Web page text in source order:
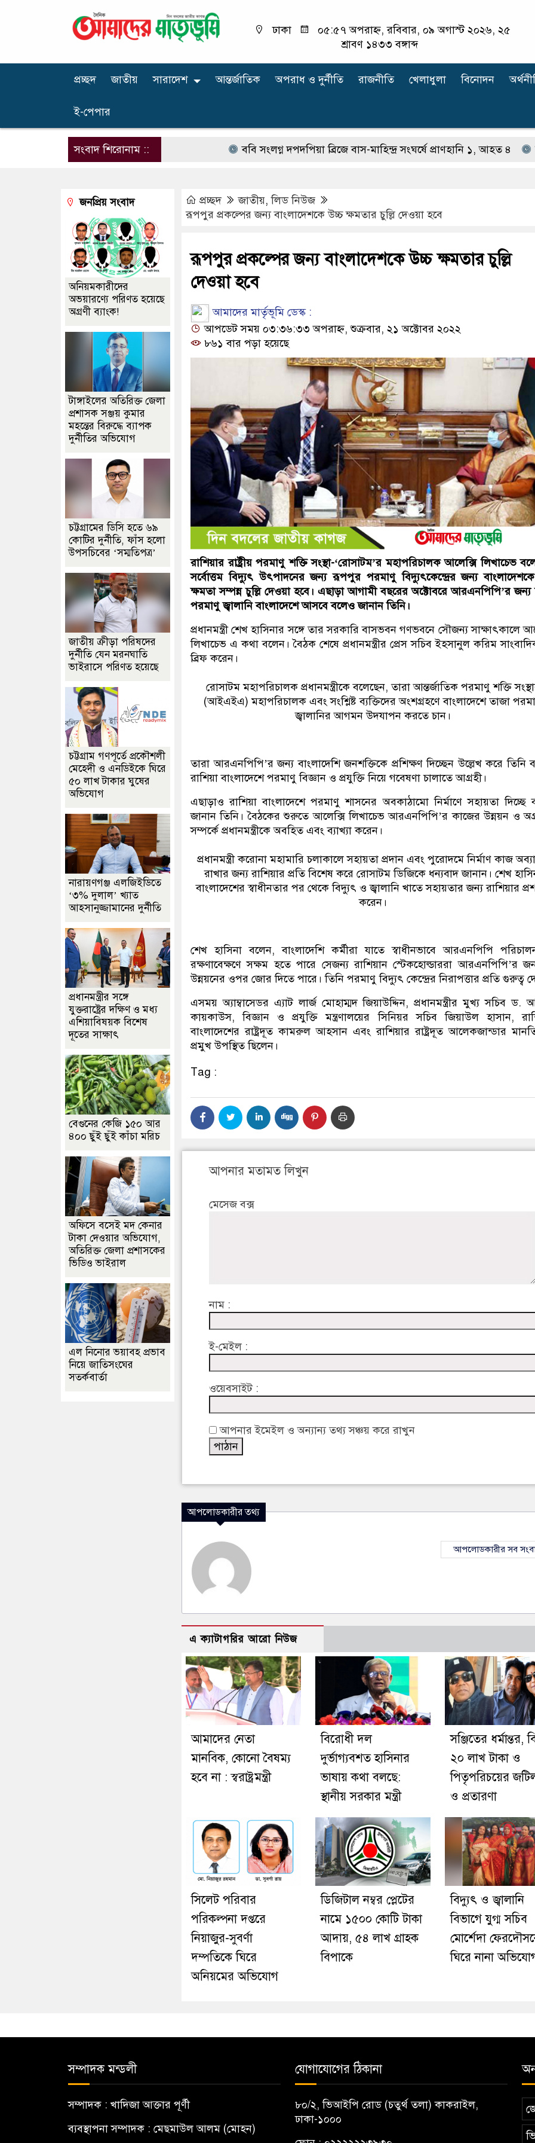
ঢাকা
০৫:৫৭ অপরাহ্ন, রবিবার, ০৯ অগাস্ট ২০২৬, ২৫
শ্রাবণ ১৪৩৩ বঙ্গাব্দ
প্রচ্ছদ জাতীয় সারাদেশ আন্তর্জাতিক অপরাধ ‍ও দুর্নীতি রাজনীতি খেলাধুলা বিনোদন
ই-পেপার
সংবাদ শিরোনাম :: ববি সংলগ্ন দপদপিয়া ব্রিজে বাস-মাহিন্দ্র সংঘর্ষে প্রাণহানি ১, আহত ৪ স্ত্রী
প্রচ্ছদ জাতীয়,লিড নিউজ
রূপপুর প্রকল্পের জন্য বাংলাদেশকে উচ্চ ক্ষমতার চুল্লি দেওয়া হবে
রূপপুর প্রকল্পের জন্য বাংলাদেশকে উচ্চ ক্ষমতার চুল্লি
দেওয়া হবে
আমাদের মার্তৃভূমি ডেস্ক :
আপডেট সময় ০৩:৩৬:৩৩ অপরাহ্ন, শুক্রবার, ২১ অক্টোবর ২০২২
৮৬১ বার পড়া হয়েছে
রাশিয়ার রাষ্ট্রীয় পরমাণু শক্তি সংস্থা-‘রোসাটম’র মহাপরিচালক আলেক্সি লিখাচেভ
সর্বোত্তম বিদ্যুৎ উৎপাদনের জন্য রূপপুর পরমাণু বিদ্যুৎকেন্দ্রের জন্য
ক্ষমতা সম্পন্ন চুল্লি দেওয়া হবে। এছাড়া আগামী বছরের অক্টোবরে আরএনপিপি’র জন্য
পরমাণু জ্বালানি বাংলাদেশে আসবে বলেও জানান তিনি।
প্রধানমন্ত্রী শেখ হাসিনার সঙ্গে তার সরকারি বাসভবন গণভবনে সৌজন্য সাক্ষাৎকালে
লিখাচেভ এ কথা বলেন। বৈঠক শেষে প্রধানমন্ত্রীর প্রেস সচিব ইহসানুল করিম
ব্রিফ করেন।
রোসাটম মহাপরিচালক প্রধানমন্ত্রীকে বলেছেন, তারা আন্তর্জাতিক পরমাণু শক্তি
(আইএইএ) মহাপরিচালক এবং সংশ্লিষ্ট ব্যক্তিদের অংশগ্রহণে বাংলাদেশে তাজা
জ্বালানির আগমন উদযাপন করতে চান।
তারা আরএনপিপি’র জন্য বাংলাদেশি জনশক্তিকে প্রশিক্ষণ দিচ্ছেন উল্লেখ করে তিনি
রাশিয়া বাংলাদেশে পরমাণু বিজ্ঞান ও প্রযুক্তি নিয়ে গবেষণা চালাতে আগ্রহী।
এছাড়াও রাশিয়া বাংলাদেশে পরমাণু শাসনের অবকাঠামো নির্মাণে সহায়তা দিচ্ছে
জানান তিনি। বৈঠকের শুরুতে আলেক্সি লিখাচেভ আরএনপিপি’র কাজের উন্নয়ন ও
সম্পর্কে প্রধানমন্ত্রীকে অবহিত এবং ব্যাখ্যা করেন।
প্রধানমন্ত্রী করোনা মহামারি চলাকালে সহায়তা প্রদান এবং পুরোদমে নির্মাণ কাজ
রাখার জন্য রাশিয়ার প্রতি বিশেষ করে রোসাটম ডিজিকে ধন্যবাদ জানান। শেখ
বাংলাদেশের স্বাধীনতার পর থেকে বিদ্যুৎ ও জ্বালানি খাতে সহায়তার জন্য রাশিয়ার
করেন।
শেখ হাসিনা বলেন, বাংলাদেশি কর্মীরা যাতে স্বাধীনভাবে আরএনপিপি
রক্ষণাবেক্ষণে সক্ষম হতে পারে সেজন্য রাশিয়ান স্টেকহোল্ডাররা আরএনপিপি’র
উন্নয়নের ওপর জোর দিতে পারে। তিনি পরমাণু বিদ্যুৎ কেন্দ্রের নিরাপত্তার প্রতি গুরুত্ব
এসময় অ্যাম্বাসেডর এ্যাট লার্জ মোহাম্মদ জিয়াউদ্দিন, প্রধানমন্ত্রীর মুখ্য সচিব ড.
কায়কাউস, বিজ্ঞান ও প্রযুক্তি মন্ত্রণালয়ের সিনিয়র সচিব জিয়াউল হাসান,
বাংলাদেশের রাষ্ট্রদূত কামরুল আহসান এবং রাশিয়ার রাষ্ট্রদূত আলেকজান্ডার
প্রমুখ উপস্থিত ছিলেন।
Tag :
আপনার মতামত লিখুন
মেসেজ বক্স
নাম :
ই-মেইল :
ওয়েবসাইট :
আপনার ইমেইল ও অন্যান্য তথ্য সঞ্চয় করে রাখুন
আপলোডকারীর তথ্য
আপলোডকারীর সব
এ ক্যাটাগরির আরো নিউজ
আমাদের নেতা
মানবিক, কোনো বৈষম্য
হবে না : স্বরাষ্ট্রমন্ত্রী
বিরোধী দল
দুর্ভাগ্যবশত হাসিনার
ভাষায় কথা বলছে:
স্থানীয় সরকার মন্ত্রী
সঞ্জিতের ধর্মান্তর,
২০ লাখ টাকা ও
পিতৃপরিচয়ের
ও প্রতারণা
সিলেট পরিবার
পরিকল্পনা দপ্তরে
নিয়াজুর-সুবর্ণা
দম্পতিকে ঘিরে
অনিয়মের অভিযোগ
ডিজিটাল নম্বর প্লেটের
নামে ১৫০০ কোটি টাকা
আদায়, ৫৪ লাখ গ্রাহক
বিপাকে
বিদ্যুৎ ও জ্বালানি
বিভাগে যুগ্ম সচিব
মোর্শেদা
ঘিরে নানা
জনপ্রিয় সংবাদ
অনিয়মকারীদের
অভয়ারণ্যে পরিণত হয়েছে
অগ্রণী ব্যাংক!
টাঙ্গাইলের অতিরিক্ত জেলা
প্রশাসক সঞ্জয় কুমার
মহন্তের বিরুদ্ধে ব্যাপক
দুর্নীতির অভিযোগ
চট্টগ্রামের ডিসি হতে ৬৯
কোটির দুর্নীতি, ফাঁস হলো
উপসচিবের ‘সম্মতিপত্র’
জাতীয় ক্রীড়া পরিষদের
দুর্নীতি যেন মরনঘাতি
ভাইরাসে পরিণত হয়েছে
চট্টগ্রাম গণপূর্তে প্রকৌশলী
মেহেদী ও এনডিইকে ঘিরে
৫০ লাখ টাকার ঘুষের
অভিযোগ
নারায়ণগঞ্জ এলজিইডিতে
‘৩% দুলাল’ খ্যাত
আহসানুজ্জামানের দুর্নীতি
প্রধানমন্ত্রীর সঙ্গে
যুক্তরাষ্ট্রের দক্ষিণ ও মধ্য
এশিয়াবিষয়ক বিশেষ
দূতের সাক্ষাৎ
বেগুনের কেজি ১৫০ আর
৪০০ ছুঁই ছুঁই কাঁচা মরিচ
অফিসে বসেই মদ কেনার
টাকা দেওয়ার অভিযোগ,
অতিরিক্ত জেলা প্রশাসকের
ভিডিও ভাইরাল
এল নিনোর ভয়াবহ প্রভাব
নিয়ে জাতিসংঘের
সতর্কবার্তা
সম্পাদক মন্ডলী
সম্পাদক : খাদিজা আক্তার পূর্ণী
ব্যবস্থাপনা সম্পাদক : মেছমাউল আলম (মোহন)
যোগাযোগের ঠিকানা
৮০/২, ভিআইপি রোড (চতুর্থ তলা) কাকরাইল,
ঢাকা-১০০০